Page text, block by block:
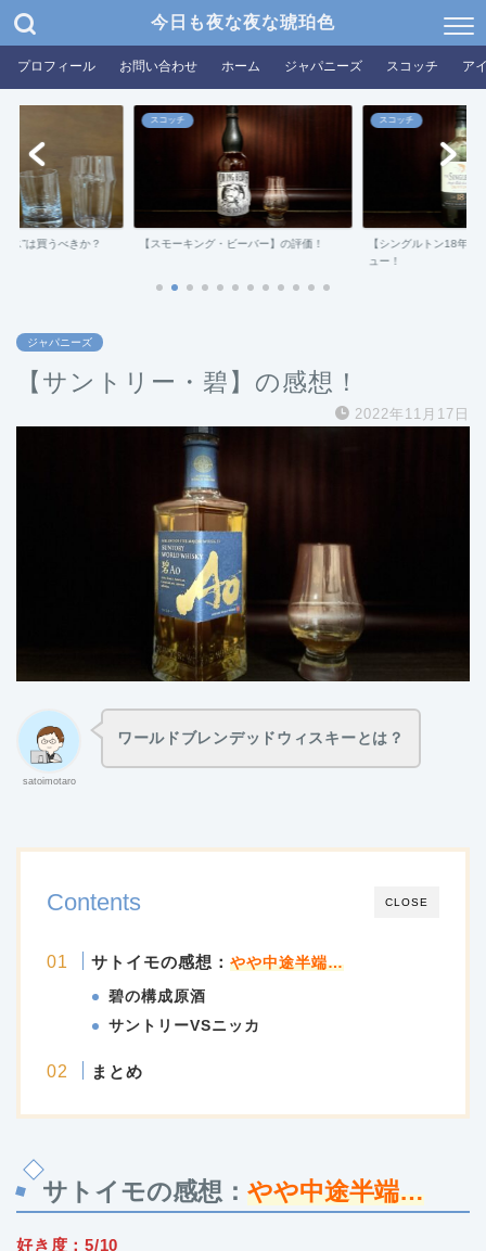
今日も夜な夜な琥珀色
プロフィール お問い合わせ ホーム ジャパニーズ スコッチ ア
ス”は買うべきか？
スコッチ
【スモーキング・ビーバー】の評価！
スコッチ
【シングルトン18年ダ
ュー！
ジャパニーズ
【サントリー・碧】の感想！
2022年11月17日
satoimotaro
ワールドブレンデッドウィスキーとは？
CLOSE
Contents
サトイモの感想：やや中途半端…
碧の構成原酒
サントリーVSニッカ
まとめ
サトイモの感想： やや中途半端…
好き度：5/10